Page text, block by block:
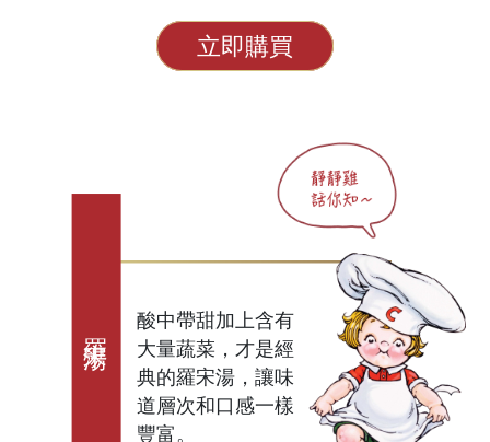
立即購買
酸中帶甜加上含有
大量蔬菜，才是經
典的羅宋湯，讓味
道層次和口感一樣
豐富。